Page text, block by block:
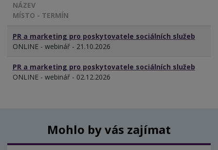
NÁZEV
MÍSTO - TERMÍN
PR a marketing pro poskytovatele sociálních služeb
ONLINE - webinář - 21.10.2026
PR a marketing pro poskytovatele sociálních služeb
ONLINE - webinář - 02.12.2026
Mohlo by vás zajímat